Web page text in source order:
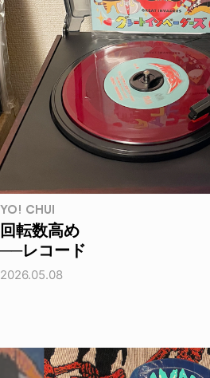
YO! CHUI
回転数高め
──レコード
2026.05.08